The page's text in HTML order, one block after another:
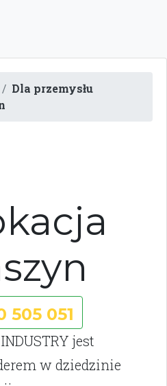
Dla przemysłu
505 051
jest
w dziedzinie